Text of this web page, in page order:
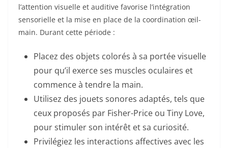
l’attention visuelle et auditive favorise l’intégration
sensorielle et la mise en place de la coordination œil-
main. Durant cette période :
Placez des objets colorés à sa portée visuelle
pour qu’il exerce ses muscles oculaires et
commence à tendre la main.
Utilisez des jouets sonores adaptés, tels que
ceux proposés par Fisher-Price ou Tiny Love,
pour stimuler son intérêt et sa curiosité.
Privilégiez les interactions affectives avec les